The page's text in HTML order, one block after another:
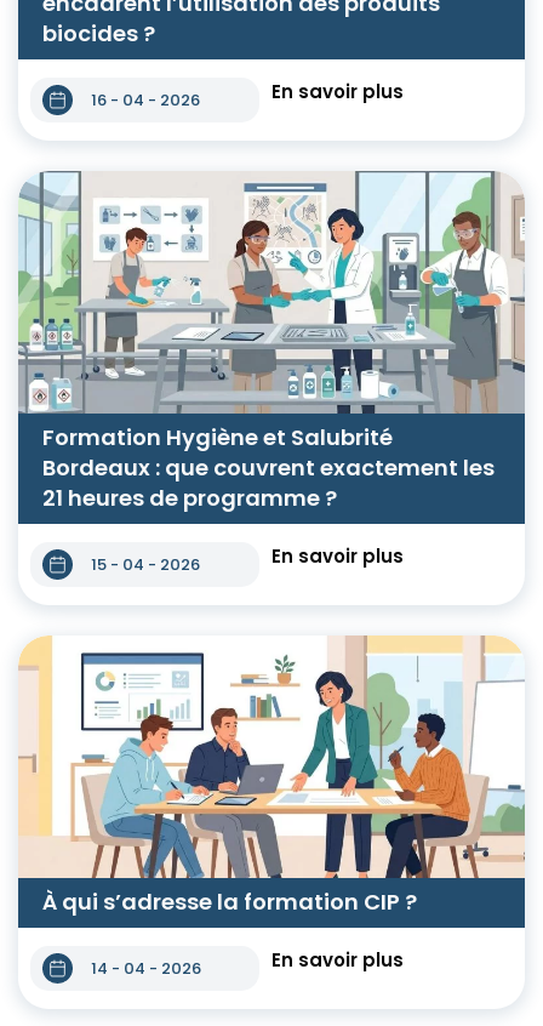
biocides ?
16 - 04 - 2026 En savoir plus
Formation Hygiène et Salubrité
Bordeaux : que couvrent exactement les
21 heures de programme ?
15 - 04 - 2026 En savoir plus
À qui s’adresse la formation CIP ?
14 - 04 - 2026 En savoir plus